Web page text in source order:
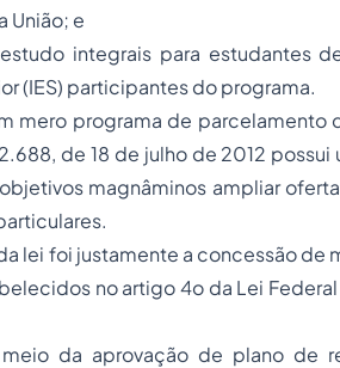
União; e
integrais para estudantes
(IES) participantes do programa.
mero programa de parcelamento
de 18 de julho de 2012 possui
magnâminos ampliar
lei foi justamente a concessão de
no artigo 4o da Lei Federal
da aprovação de plano de